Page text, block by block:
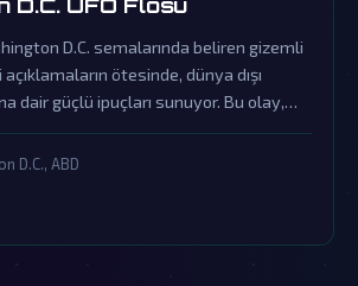
D.C. semalarında beliren gizemli
ötesinde, dünya dışı
dair güçlü ipuçları sunuyor. Bu olay,
çabalarına rağmen hala komplo
D.C., ABD